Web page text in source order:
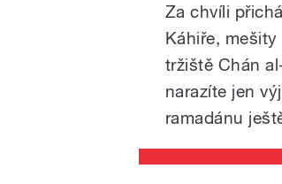
Za chvíli
Káhiře,
tržiště Chán
narazíte jen
ramadánu